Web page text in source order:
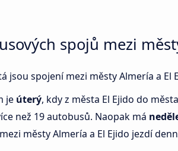
spojů mezi
jsou spojení mezi městy Almería a El
je úterý, kdy z města El Ejido do města
než 19 autobusů. Naopak má
městy Almería a El Ejido jezdí